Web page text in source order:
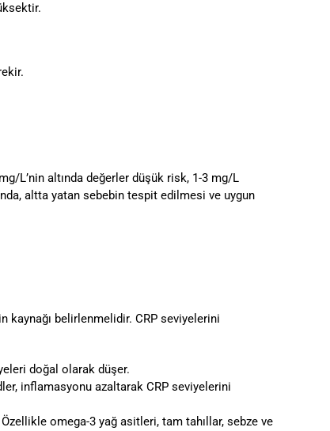
L’nin altında değerler düşük risk, 1-3 mg/L
altta yatan sebebin tespit edilmesi ve uygun
belirlenmelidir. CRP seviyelerini
doğal olarak düşer.
inflamasyonu azaltarak CRP seviyelerini
omega-3 yağ asitleri, tam tahıllar, sebze ve